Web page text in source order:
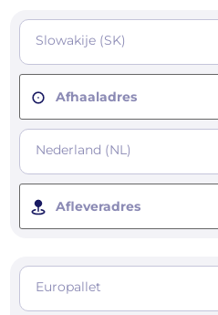
Slowakije (SK)
Afhaaladres
Nederland (NL)
Afleveradres
Europallet